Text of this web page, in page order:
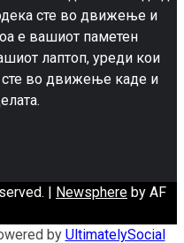
сте во движење и
е вашиот паметен
лаптоп, уреди кои
сте во движење каде и
Newsphere by AF
by UltimatelySocial